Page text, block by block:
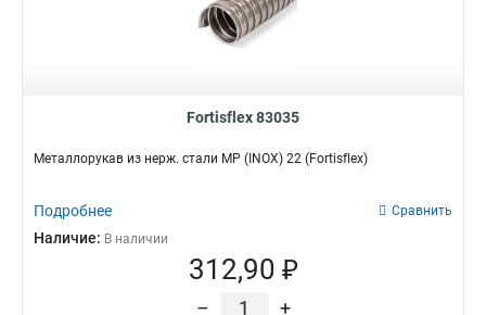
Fortisflex 83035
Металлорукав из нерж. стали МР (INOX) 22 (Fortisflex)
Подробнее Сравнить
Наличие: В наличии
312,90 ₽
– +